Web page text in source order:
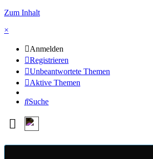
Zum Inhalt
×
Anmelden
Registrieren
Unbeantwortete Themen
Aktive Themen
Suche